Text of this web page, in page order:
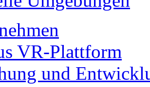
VR-Plattform
und